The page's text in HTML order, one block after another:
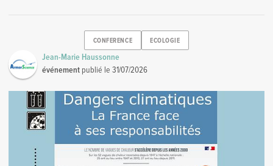
CONFERENCE ECOLOGIE
Jean-Marie Haussonne
événement publié le31/07/2026